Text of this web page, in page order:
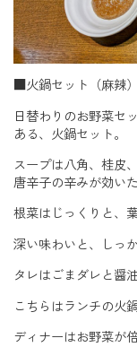
■火鍋セット（麻辣
日替わりのお野菜セ
ある、火鍋セット。
スープは八角、桂皮
唐辛子の辛みが効い
根菜はじっくりと、
深い味わいと、しっ
タレはごまダレと醤
こちらはランチの火
ディナーはお野菜が